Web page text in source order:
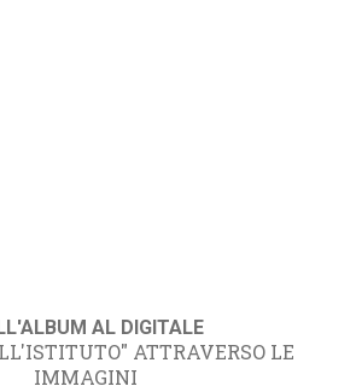
AL DIGITALE
ATTRAVERSO LE
IMMAGINI